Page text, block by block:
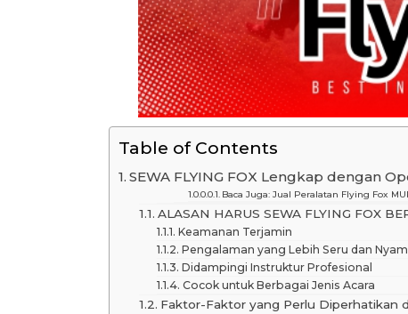
Table of Contents
SEWA FLYING FOX Lengkap dengan
Baca Juga: Jual Peralatan Flying Fox
ALASAN HARUS SEWA FLYING FOX
Keamanan Terjamin
Pengalaman yang Lebih Seru dan
Didampingi Instruktur Profesional
Cocok untuk Berbagai Jenis Acara
Faktor-Faktor yang Perlu Diperhatikan